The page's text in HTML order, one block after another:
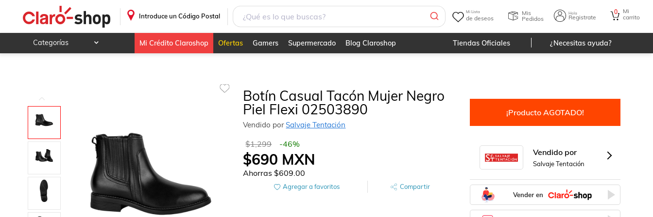
Introduce un Código Postal
Mi Lista
de deseos
Mis
Pedidos
Hola
Registrate
0
Mi
carrito
Categorías
Deportes y ocio
Animales y mascotas
Ferretería y autos
Ropa, calzado y accesorios
Salud, belleza y cuidado personal
Joyería y relojes
Juegos y juguetes
Mi Crédito Claroshop Ofertas Gamers Supermercado Blog Claroshop Tiendas Oficiales ¿Necesitas ayuda?
Botín Casual Tacón Mujer Negro
Piel Flexi 02503890
Vendido porSalvaje Tentación
$1,299 -46%
$690 MXN
Ahorras$609.00
Agregar a favoritos Compartir
¡Producto AGOTADO!
Vendido por
Salvaje Tentación
Vender en